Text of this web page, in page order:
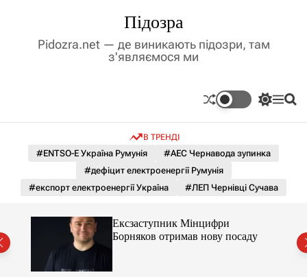
Підозра
Pidozra.net — де виникають підозри, там
з'являємося ми
П
м
и
а
л
ь
М П
В ТРЕНДІ
#ENTSO-E Україна Румунія
#АЕС Чернавода зупинка
#дефіцит електроенергії Румунія
#експорт електроенергії Україна
#ЛЕП Чернівці Сучава
Ексзаступник Мінцифри
Борняков отримав нову посаду